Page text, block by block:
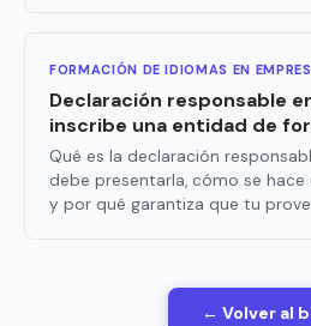
FORMACIÓN DE IDIOMAS EN
Declaración responsable
inscribe una entidad de
Qué es la declaración
debe presentarla, cómo se
y por qué garantiza que tu
← Volver al